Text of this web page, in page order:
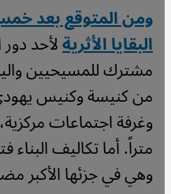
ومن المتوقع بعد
البقايا الأثريةلأحد دور
مشترك للمسيحيين
من كنيسة وكنيس
وهي في جزئها الأكبر